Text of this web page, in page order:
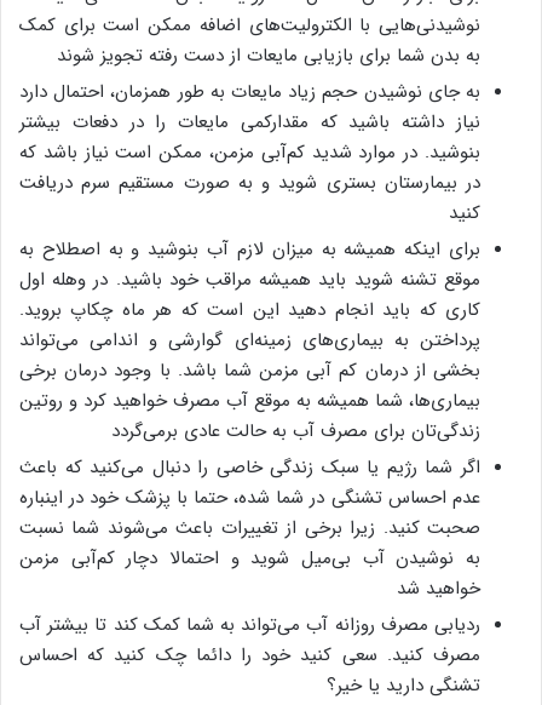
نوشیدنی‌هایی با الکترولیت‌های اضافه ممکن است برای کمک
به بدن شما برای بازیابی مایعات از دست رفته تجویز شوند
به جای نوشیدن حجم زیاد مایعات به طور همزمان، احتمال دارد
نیاز داشته باشید که مقدارکمی مایعات را در دفعات بیشتر
بنوشید. در موارد شدید کم‌آبی مزمن، ممکن است نیاز باشد که
در بیمارستان بستری شوید و به صورت مستقیم سرم دریافت
کنید
برای اینکه همیشه به میزان لازم آب بنوشید و به اصطلاح به
موقع تشنه شوید باید همیشه مراقب خود باشید. در وهله اول
کاری که باید انجام دهید این است که هر ماه چکاپ بروید.
پرداختن به بیماری‌های زمینه‌ای گوارشی و اندامی می‌تواند
بخشی از درمان کم آبی مزمن شما باشد. با وجود درمان برخی
بیماری‌ها، شما همیشه به موقع آب مصرف خواهید کرد و روتین
زندگی‌تان برای مصرف آب به حالت عادی برمی‌گردد
اگر شما رژیم یا سبک زندگی خاصی را دنبال می‌کنید که باعث
عدم احساس تشنگی در شما شده، حتما با پزشک خود در اینباره
صحبت کنید. زیرا برخی از تغییرات باعث می‌شوند شما نسبت
به نوشیدن آب بی‌میل شوید و احتمالا دچار کم‌آبی مزمن
خواهید شد
ردیابی مصرف روزانه آب می‌تواند به شما کمک کند تا بیشتر آب
مصرف کنید. سعی کنید خود را دائما چک کنید که احساس
تشنگی دارید یا خیر؟